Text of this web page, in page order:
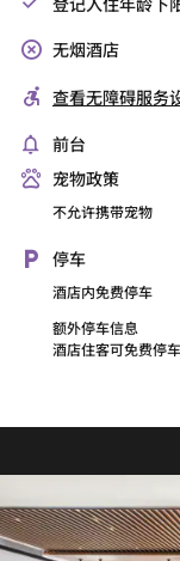
无烟酒店
查看无障碍服务
前台
宠物政策
不允许携带宠物
停车
酒店内免费停车
额外停车信息
酒店住客可免费停